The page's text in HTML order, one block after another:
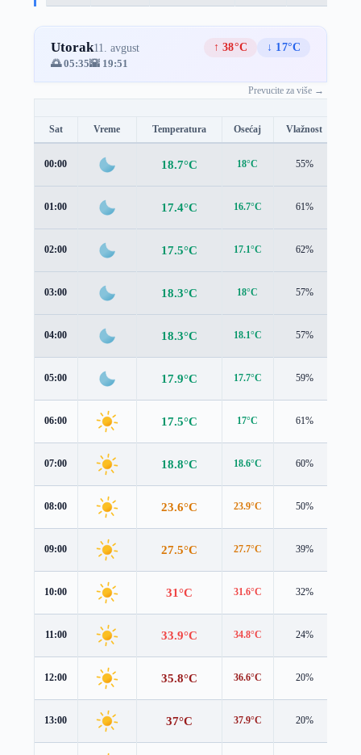
Utorak11. avgust ↑ 38°C
↓ 17°C
🌅 05:35🌇 19:51
Prevucite za više →
Sat Vreme Temperatura Osećaj Vlažnost
00:00 18.7°C 18°C 55%
01:00 17.4°C 16.7°C 61%
02:00 17.5°C 17.1°C 62%
03:00 18.3°C 18°C 57%
04:00 18.3°C 18.1°C 57%
05:00 17.9°C 17.7°C 59%
06:00 17.5°C 17°C 61%
07:00 18.8°C 18.6°C 60%
08:00 23.6°C 23.9°C 50%
09:00 27.5°C 27.7°C 39%
10:00 31°C 31.6°C 32%
11:00 33.9°C 34.8°C 24%
12:00 35.8°C 36.6°C 20%
13:00 37°C 37.9°C 20%